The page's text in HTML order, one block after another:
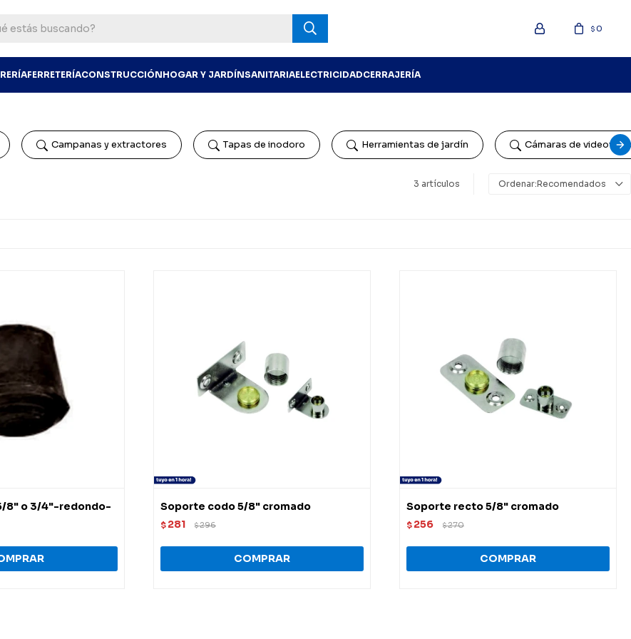
FERRETERÍACONSTRUCCIÓNHOGAR Y JARDÍNSANITARIAELECTRICIDADCERRAJERÍA
$0
Campanas y extractores Tapas de inodoro Herramientas de jardín Cámaras de
3 artículos Recomendados
8" o 3/4"-redondo- Soporte codo 5/8" cromado
$ 281 $296
Soporte recto 5/8" cromado
$ 256 $270